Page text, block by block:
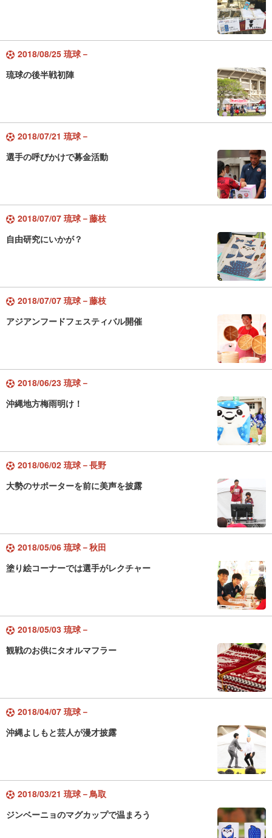
2018/08/25 琉球－
琉球の後半戦初陣
2018/07/21 琉球－
選手の呼びかけで募金活動
2018/07/07 琉球－藤枝
自由研究にいかが？
2018/07/07 琉球－藤枝
アジアンフードフェスティバル開催
2018/06/23 琉球－
沖縄地方梅雨明け！
2018/06/02 琉球－長野
大勢のサポーターを前に美声を披露
2018/05/06 琉球－秋田
塗り絵コーナーでは選手がレクチャー
2018/05/03 琉球－
観戦のお供にタオルマフラー
2018/04/07 琉球－
沖縄よしもと芸人が漫才披露
2018/03/21 琉球－鳥取
ジンベーニョのマグカップで温まろう